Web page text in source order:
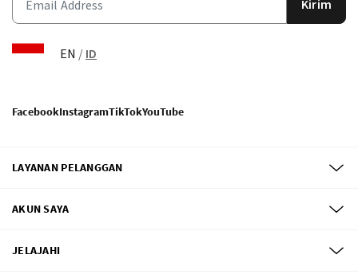
Kirim
EN / ID
FacebookInstagramTikTokYouTube
LAYANAN PELANGGAN
AKUN SAYA
JELAJAHI